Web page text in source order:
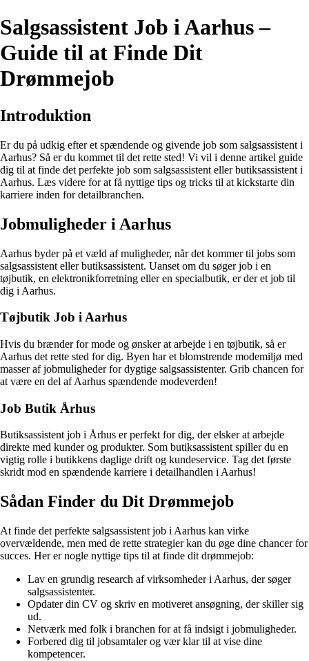
Salgsassistent Job i Aarhus –
Guide til at Finde Dit
Drømmejob
Introduktion
Er du på udkig efter et spændende og givende job som salgsassistent i
Aarhus? Så er du kommet til det rette sted! Vi vil i denne artikel guide
dig til at finde det perfekte job som salgsassistent eller butiksassistent i
Aarhus. Læs videre for at få nyttige tips og tricks til at kickstarte din
karriere inden for detailbranchen.
Jobmuligheder i Aarhus
Aarhus byder på et væld af muligheder, når det kommer til jobs som
salgsassistent eller butiksassistent. Uanset om du søger job i en
tøjbutik, en elektronikforretning eller en specialbutik, er der et job til
dig i Aarhus.
Tøjbutik Job i Aarhus
Hvis du brænder for mode og ønsker at arbejde i en tøjbutik, så er
Aarhus det rette sted for dig. Byen har et blomstrende modemiljø med
masser af jobmuligheder for dygtige salgsassistenter. Grib chancen for
at være en del af Aarhus spændende modeverden!
Job Butik Århus
Butiksassistent job i Århus er perfekt for dig, der elsker at arbejde
direkte med kunder og produkter. Som butiksassistent spiller du en
vigtig rolle i butikkens daglige drift og kundeservice. Tag det første
skridt mod en spændende karriere i detailhandlen i Aarhus!
Sådan Finder du Dit Drømmejob
At finde det perfekte salgsassistent job i Aarhus kan virke
overvældende, men med de rette strategier kan du øge dine chancer for
succes. Her er nogle nyttige tips til at finde dit drømmejob:
Lav en grundig research af virksomheder i Aarhus, der søger
salgsassistenter.
Opdater din CV og skriv en motiveret ansøgning, der skiller sig
ud.
Netværk med folk i branchen for at få indsigt i jobmuligheder.
Forbered dig til jobsamtaler og vær klar til at vise dine
kompetencer.